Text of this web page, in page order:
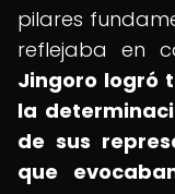
pilares
reflejaba en
Jingoro logró
la
de sus
que